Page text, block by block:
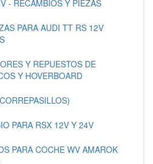
- RECAMBIOS Y PIEZAS
PARA AUDI TT RS 12V
Y REPUESTOS DE
Y HOVERBOARD
PARA RSX 12V Y 24V
PARA COCHE WV AMAROK